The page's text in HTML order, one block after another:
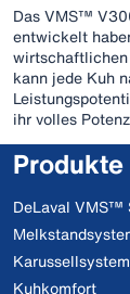
Das VMS™
entwickelt
wirtschaftlichen
kann jede Kuh
ihr volles
Produkte
DeLaval VMS™
Kuhkomfort